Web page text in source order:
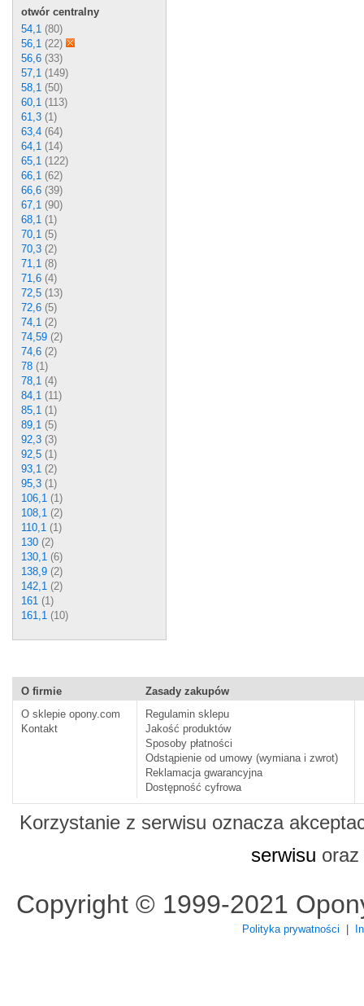
otwór centralny
54,1 (80)
56,1 (22)
56,6 (33)
57,1 (149)
58,1 (50)
60,1 (113)
61,3 (1)
63,4 (64)
64,1 (14)
65,1 (122)
66,1 (62)
66,6 (39)
67,1 (90)
68,1 (1)
70,1 (5)
70,3 (2)
71,1 (8)
71,6 (4)
72,5 (13)
72,6 (5)
74,1 (2)
74,59 (2)
74,6 (2)
78 (1)
78,1 (4)
84,1 (11)
85,1 (1)
89,1 (5)
92,3 (3)
92,5 (1)
93,1 (2)
95,3 (1)
106,1 (1)
108,1 (2)
110,1 (1)
130 (2)
130,1 (6)
138,9 (2)
142,1 (2)
161 (1)
161,1 (10)
O firmie
O sklepie opony.com
Kontakt
Zasady zakupów
Regulamin sklepu
Jakość produktów
Sposoby płatności
Odstąpienie od umowy (wymiana i zwrot)
Reklamacja gwarancyjna
Dostępność cyfrowa
Korzystanie z serwisu oznacza
serwisu oraz
Copyright © 1999-2021
Polityka prywatności